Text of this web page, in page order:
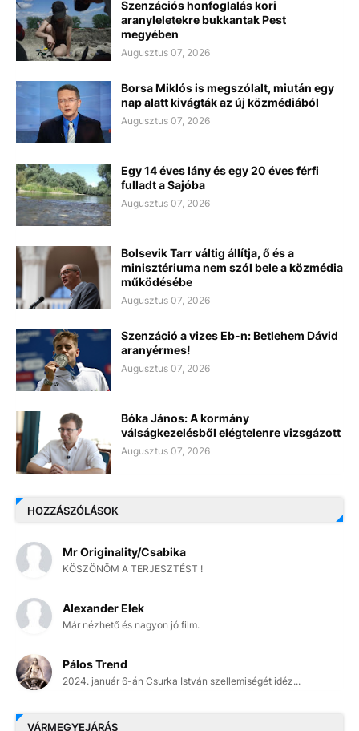
Szenzációs honfoglalás kori
aranyleletekre bukkantak Pest
megyében
Augusztus 07, 2026
Borsa Miklós is megszólalt, miután egy
nap alatt kivágták az új közmédiából
Augusztus 07, 2026
Egy 14 éves lány és egy 20 éves férfi
fulladt a Sajóba
Augusztus 07, 2026
Bolsevik Tarr váltig állítja, ő és a
minisztériuma nem szól bele a közmédia
működésébe
Augusztus 07, 2026
Szenzáció a vizes Eb-n: Betlehem Dávid
aranyérmes!
Augusztus 07, 2026
Bóka János: A kormány
válságkezelésből elégtelenre vizsgázott
Augusztus 07, 2026
HOZZÁSZÓLÁSOK
Mr Originality/Csabika
KÖSZÖNÖM A TERJESZTÉST !
Alexander Elek
Már nézhető és nagyon jó film.
Pálos Trend
2024. január 6-án Csurka István szellemiségét idéz...
VÁRMEGYEJÁRÁS